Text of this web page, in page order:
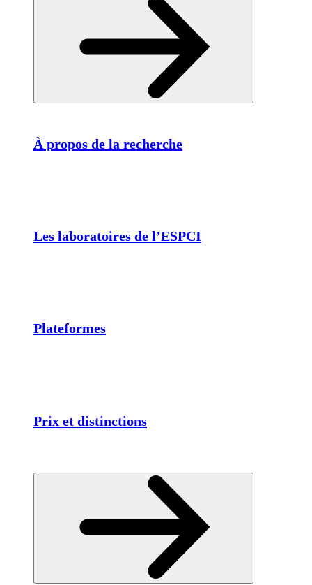
À propos de la recherche
Les laboratoires de l’ESPCI
Plateformes
Prix et distinctions